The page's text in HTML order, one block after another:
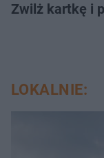
Zwilż kartkę i
LOKALNIE: